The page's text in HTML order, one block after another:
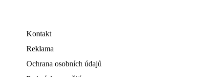
Kontakt
Reklama
Ochrana osobních údajů